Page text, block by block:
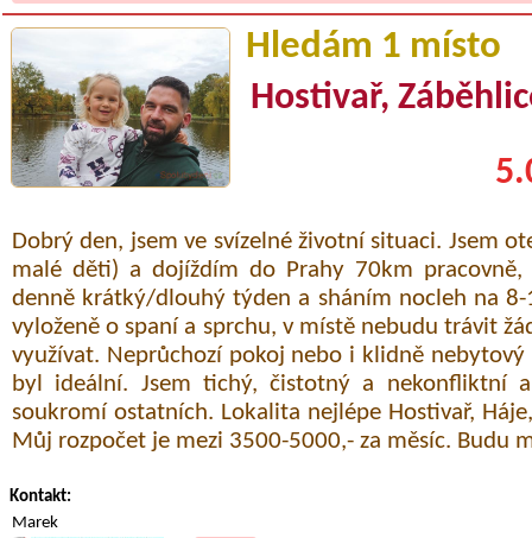
Hledám 1 místo
Hostivař,
Dobrý den, jsem ve svízelné životní situaci. Jsem
malé děti) a dojíždím do Prahy 70km
denně krátký/dlouhý týden a sháním nocleh na
vyloženě o spaní a sprchu, v místě nebudu trávit
využívat. Neprůchozí pokoj nebo i klidně
byl ideální. Jsem tichý, čistotný a nekonfliktní
soukromí ostatních. Lokalita nejlépe Hostivař,
Můj rozpočet je mezi 3500-5000,- za měsíc. Budu
Kontakt:
Marek